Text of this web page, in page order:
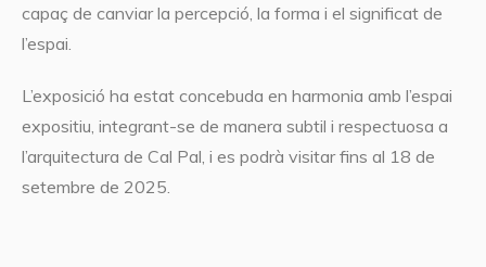
capaç de canviar la percepció, la forma i el significat de
l’espai.
L’exposició ha estat concebuda en harmonia amb l’espai
expositiu, integrant-se de manera subtil i respectuosa a
l’arquitectura de Cal Pal, i es podrà visitar fins al 18 de
setembre de 2025.